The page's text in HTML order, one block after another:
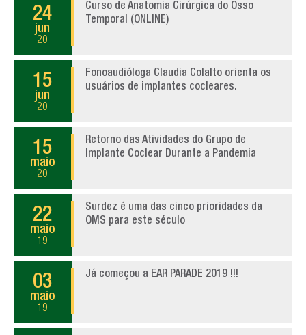
24
jun
20
Curso de Anatomia Cirúrgica do Osso
Temporal (ONLINE)
15
jun
20
Fonoaudióloga Claudia Colalto orienta os
usuários de implantes cocleares.
15
maio
20
Retorno das Atividades do Grupo de
Implante Coclear Durante a Pandemia
22
maio
19
Surdez é uma das cinco prioridades da
OMS para este século
03
maio
19
Já começou a EAR PARADE 2019 !!!